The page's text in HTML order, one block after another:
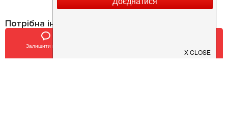
Залишити відгук
Потрібна інформація про заклад?
Завантажуйте додаток!